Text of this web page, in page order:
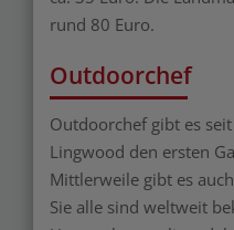
rund 80 Euro.
Outdoorchef
Outdoorchef gibt es
Lingwood den ersten
Mittlerweile gibt es
Sie alle sind weltweit